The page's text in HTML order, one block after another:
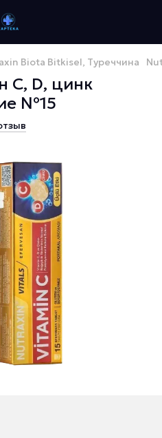
Biota Bitkisel, Туреччина
С, D, цинк
№15